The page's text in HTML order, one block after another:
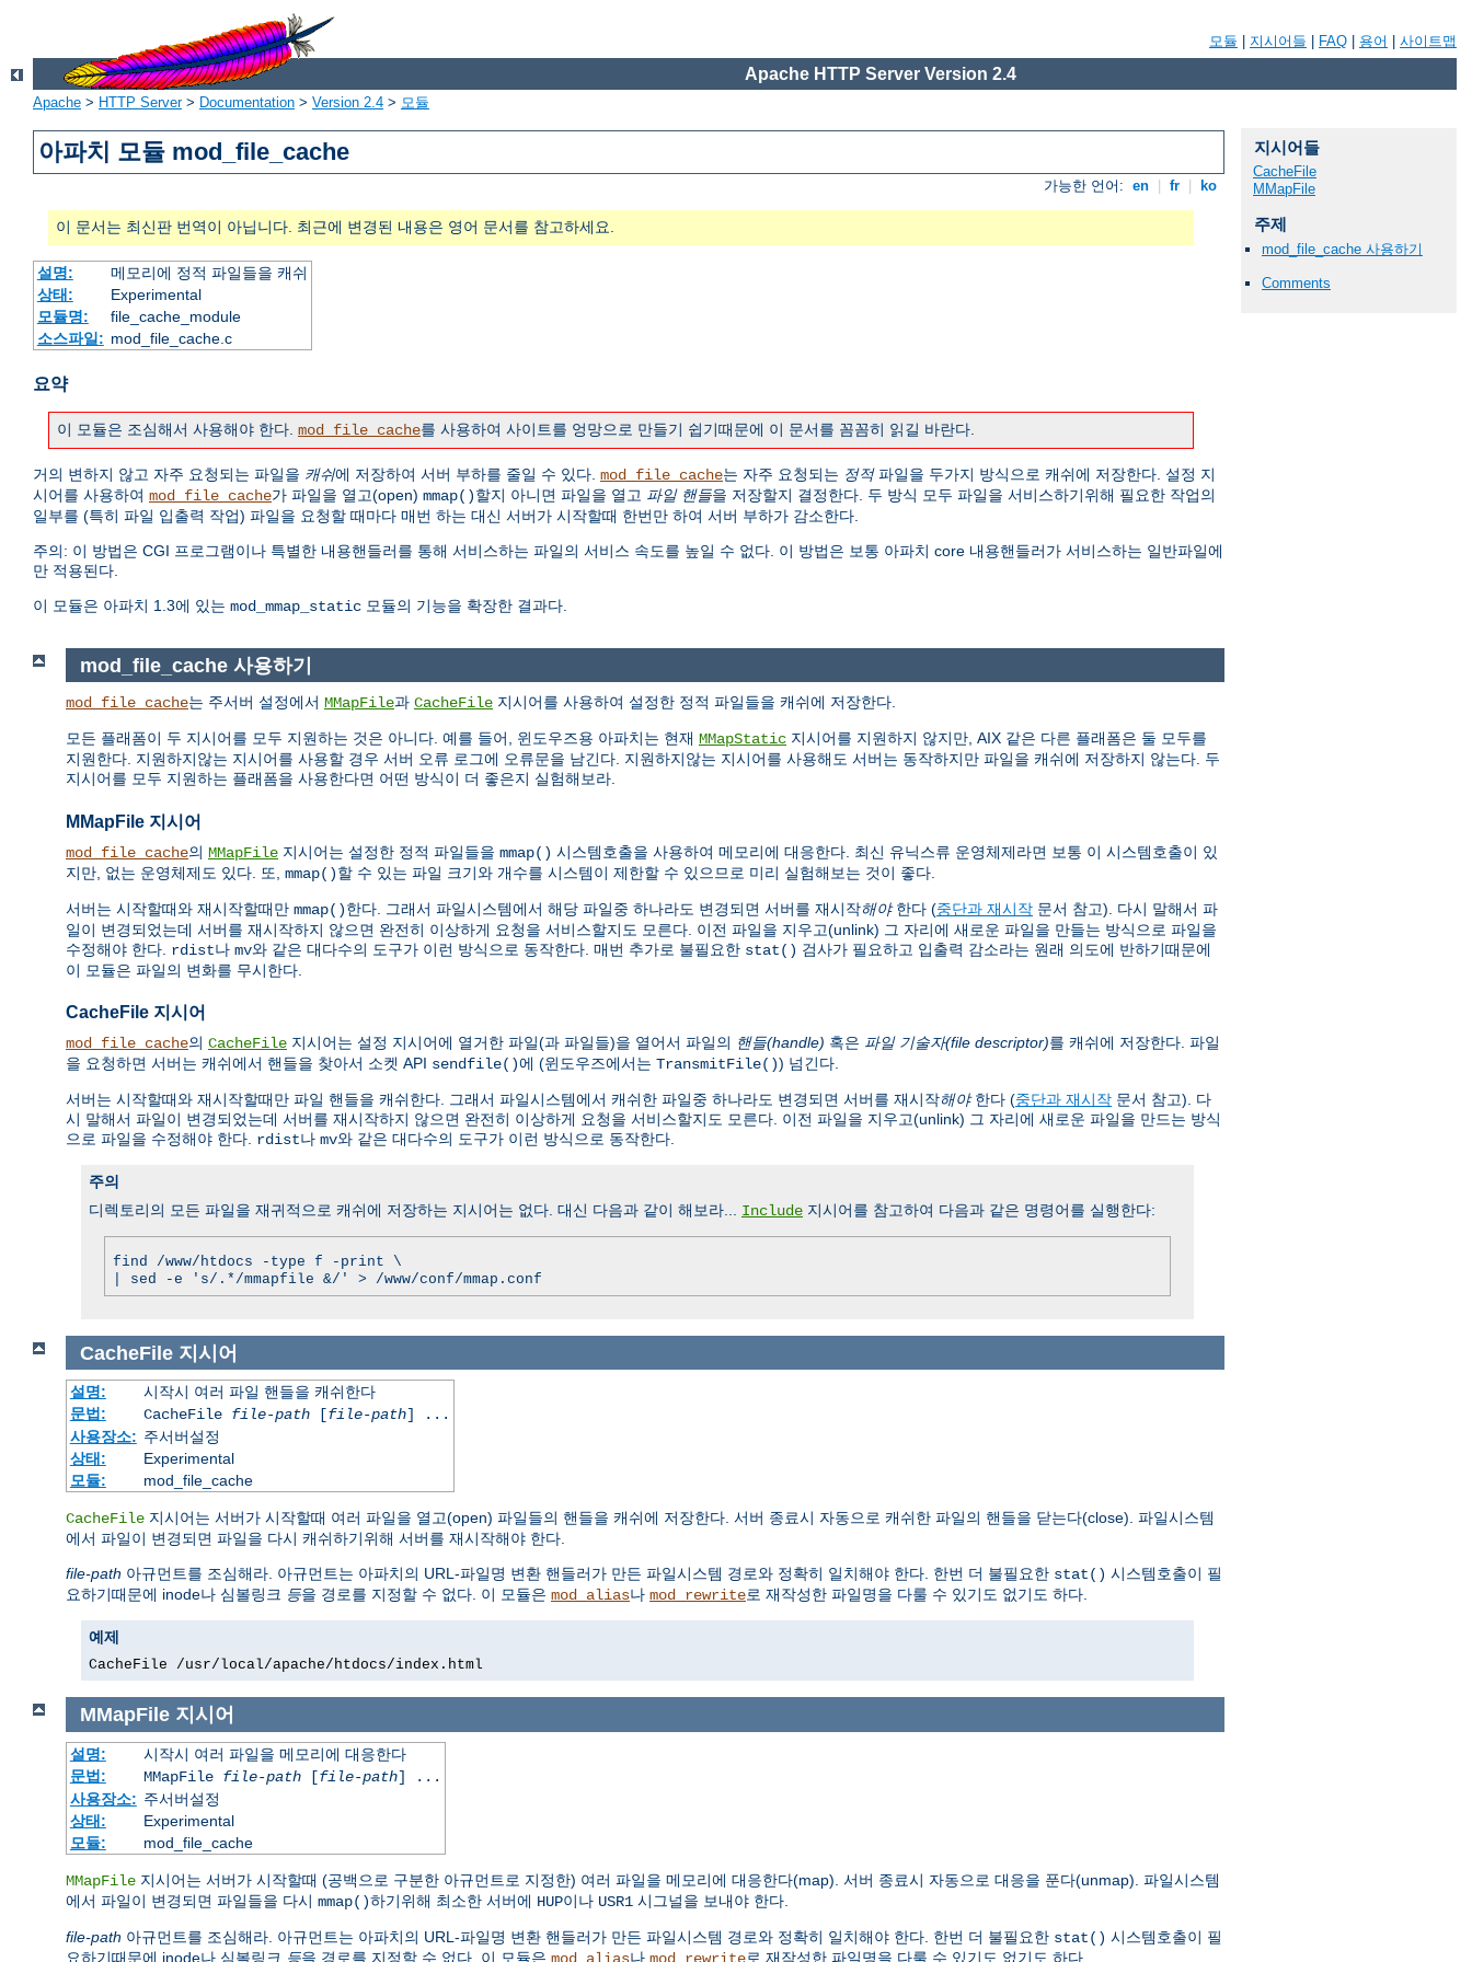
모듈 지시어들 FAQ 용어 사이트맵
Apache HTTP Server Version 2.4
Apache > HTTP Server> Documentation > Version 2.4 > 모듈
아파치 모듈 mod_file_cache
가능한 언어: en fr ko
이 문서는 최신판 번역이 아닙니다. 최근에 변경된 내용은 영어 문서를 참고하세요.
설명:
메모리에 정적 파일들을 캐쉬
상태:
Experimental
모듈명:
file_cache_module
소스파일: mod_file_cache.c
요약
이 모듈은 조심해서 사용해야 한다. mod_file_cache를 사용하여 사이트를 엉망으로 만들기 쉽기때문에 이 문서를 꼼꼼히 읽길 바란다.
거의 변하지 않고 자주 요청되는 파일을 캐쉬에 저장하여 서버 부하를 줄일 수 있다. mod_file_cache는 자주 요청되는 정적파일을 두가지 방식으로 캐쉬에 저장한다. 설정 지
시어를 사용하여 mod_file_cache가 파일을 열고(open) mmap()할지 아니면 파일을 열고 파일 핸들을 저장할지 결정한다. 두 방식 모두 파일을 서비스하기위해 필요한 작업의
일부를 (특히 파일 입출력 작업) 파일을 요청할 때마다 매번 하는 대신 서버가 시작할때 한번만 하여 서버 부하가 감소한다.
주의: 이 방법은 CGI 프로그램이나 특별한 내용핸들러를 통해 서비스하는 파일의 서비스 속도를 높일 수 없다. 이 방법은 보통 아파치 core 내용핸들러가 서비스하는 일반파일에
만 적용된다.
이 모듈은 아파치 1.3에 있는 mod_mmap_static 모듈의 기능을 확장한 결과다.
지시어들
CacheFile
MMapFile
주제
mod_file_cache 사용하기
Comments
mod_file_cache 사용하기
mod_file_cache는 주서버 설정에서 MMapFile과 CacheFile 지시어를 사용하여 설정한 정적 파일들을 캐쉬에 저장한다.
모든 플래폼이 두 지시어를 모두 지원하는 것은 아니다. 예를 들어, 윈도우즈용 아파치는 현재 MMapStatic 지시어를 지원하지 않지만, AIX 같은 다른 플래폼은 둘 모두를
지원한다. 지원하지않는 지시어를 사용할 경우 서버 오류 로그에 오류문을 남긴다. 지원하지않는 지시어를 사용해도 서버는 동작하지만 파일을 캐쉬에 저장하지 않는다. 두
지시어를 모두 지원하는 플래폼을 사용한다면 어떤 방식이 더 좋은지 실험해보라.
MMapFile 지시어
mod_file_cache의 MMapFile 지시어는 설정한 정적 파일들을 mmap() 시스템호출을 사용하여 메모리에 대응한다. 최신 유닉스류 운영체제라면 보통 이 시스템호출이 있
지만, 없는 운영체제도 있다. 또, mmap()할 수 있는 파일 크기와 개수를 시스템이 제한할 수 있으므로 미리 실험해보는 것이 좋다.
서버는 시작할때와 재시작할때만 mmap()한다. 그래서 파일시스템에서 해당 파일중 하나라도 변경되면 서버를 재시작해야한다 (중단과 재시작 문서 참고). 다시 말해서 파
일이 변경되었는데 서버를 재시작하지 않으면 완전히 이상하게 요청을 서비스할지도 모른다. 이전 파일을 지우고(unlink) 그 자리에 새로운 파일을 만들는 방식으로 파일을
수정해야 한다. rdist나 mv와 같은 대다수의 도구가 이런 방식으로 동작한다. 매번 추가로 불필요한 stat() 검사가 필요하고 입출력 감소라는 원래 의도에 반하기때문에
이 모듈은 파일의 변화를 무시한다.
CacheFile 지시어
mod_file_cache의 CacheFile 지시어는 설정 지시어에 열거한 파일(과 파일들)을 열어서 파일의 핸들(handle) 혹은 파일 기술자(file descriptor)를 캐쉬에 저장한다. 파일
을 요청하면 서버는 캐쉬에서 핸들을 찾아서 소켓 API sendfile()에 (윈도우즈에서는 TransmitFile()) 넘긴다.
서버는 시작할때와 재시작할때만 파일 핸들을 캐쉬한다. 그래서 파일시스템에서 캐쉬한 파일중 하나라도 변경되면 서버를 재시작해야한다 (중단과 재시작 문서 참고). 다
시 말해서 파일이 변경되었는데 서버를 재시작하지 않으면 완전히 이상하게 요청을 서비스할지도 모른다. 이전 파일을 지우고(unlink) 그 자리에 새로운 파일을 만드는 방식
으로 파일을 수정해야 한다. rdist나 mv와 같은 대다수의 도구가 이런 방식으로 동작한다.
주의
디렉토리의 모든 파일을 재귀적으로 캐쉬에 저장하는 지시어는 없다. 대신 다음과 같이 해보라... Include 지시어를 참고하여 다음과 같은 명령어를 실행한다:
find /www/htdocs -type f -print \
| sed -e 's/.*/mmapfile &/' > /www/conf/mmap.conf
CacheFile 지시어
설명:
시작시 여러 파일 핸들을 캐쉬한다
문법:
CacheFile file-path[file-path] ...
사용장소: 주서버설정
상태:
Experimental
모듈:
mod_file_cache
CacheFile 지시어는 서버가 시작할때 여러 파일을 열고(open) 파일들의 핸들을 캐쉬에 저장한다. 서버 종료시 자동으로 캐쉬한 파일의 핸들을 닫는다(close). 파일시스템
에서 파일이 변경되면 파일을 다시 캐쉬하기위해 서버를 재시작해야 한다.
file-path 아규먼트를 조심해라. 아규먼트는 아파치의 URL-파일명 변환 핸들러가 만든 파일시스템 경로와 정확히 일치해야 한다. 한번 더 불필요한 stat() 시스템호출이 필
요하기때문에 inode나 심볼링크 등을 경로를 지정할 수 없다. 이 모듈은 mod_alias나 mod_rewrite로 재작성한 파일명을 다룰 수 있기도 없기도 하다.
예제
CacheFile /usr/local/apache/htdocs/index.html
MMapFile 지시어
설명:
시작시 여러 파일을 메모리에 대응한다
문법:
MMapFile file-path[file-path] ...
사용장소: 주서버설정
상태:
Experimental
모듈:
mod_file_cache
MMapFile 지시어는 서버가 시작할때 (공백으로 구분한 아규먼트로 지정한) 여러 파일을 메모리에 대응한다(map). 서버 종료시 자동으로 대응을 푼다(unmap). 파일시스템
에서 파일이 변경되면 파일들을 다시 mmap()하기위해 최소한 서버에 HUP이나 USR1 시그널을 보내야 한다.
file-path 아규먼트를 조심해라. 아규먼트는 아파치의 URL-파일명 변환 핸들러가 만든 파일시스템 경로와 정확히 일치해야 한다. 한번 더 불필요한 stat() 시스템호출이 필
요하기때문에 inode나 심볼링크 등을 경로를 지정할 수 없다. 이 모듈은 mod_alias나 mod_rewrite로 재작성한 파일명을 다룰 수 있기도 없기도 하다.